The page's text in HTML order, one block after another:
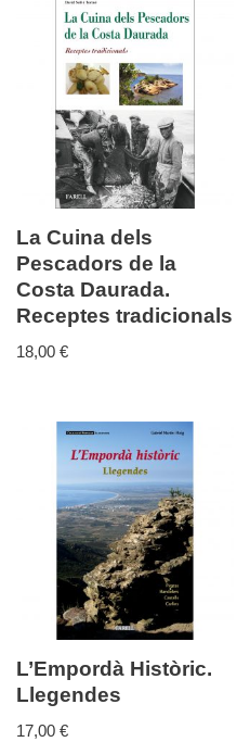
La Cuina dels
Pescadors de la
Costa Daurada.
Receptes tradicionals
18,00 €
L’Empordà Històric.
Llegendes
17,00 €